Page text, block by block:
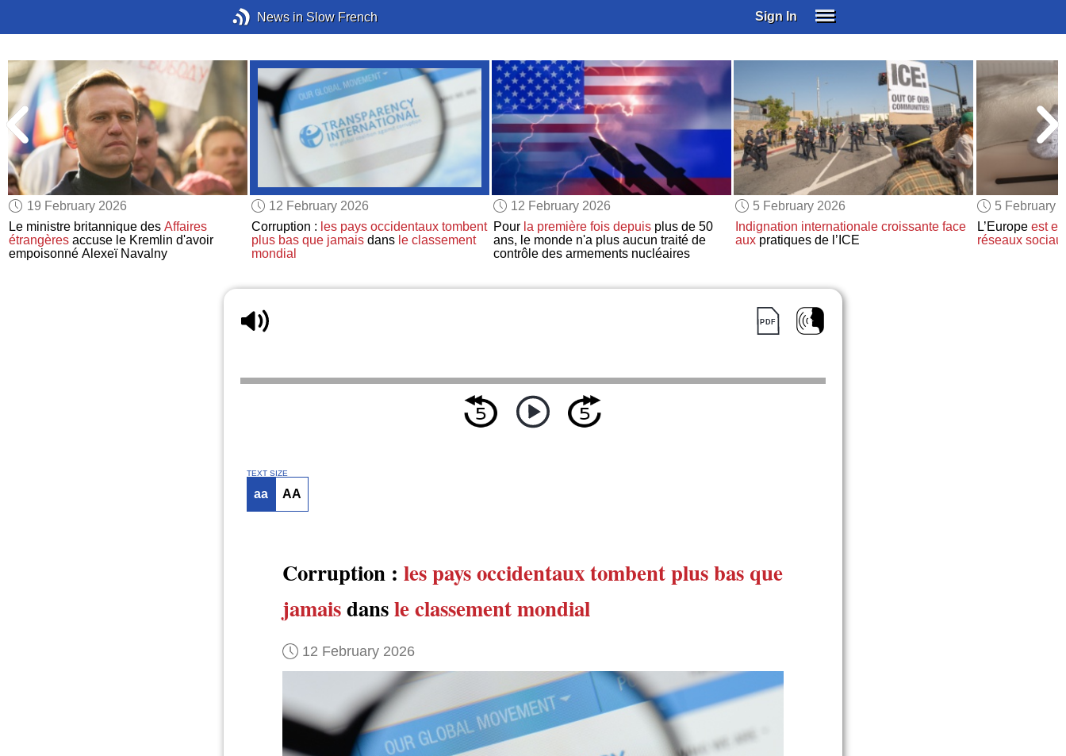
News in Slow French Sign In
SUBSCRIBE
EDUCATIONAL LICENSES
GIFT CARDS
OTHER LANGUAGES
ABOUT US
ALEXA
ADJUST COLORS
19 February 2026
Le ministre britannique desAffaires
étrangères accuse le Kremlin d'avoir
empoisonné Alexeï Navalny
12 February 2026
Corruption : les pays occidentaux tombent
plus bas que jamaisdans le classement
mondial
12 February 2026
Pour la première fois depuisplus de 50
ans, le monde n'a plus aucun traité de
contrôle des armements nucléaires
5 February 2026
Indignation internationale croissante face
auxpratiques de l’ICE
5 February
L’Europeest
réseaux
TEXT SIZE
aa AA
Corruption : les pays occidentauxtombent plus bas que
jamaisdansle classement mondial
12 February 2026